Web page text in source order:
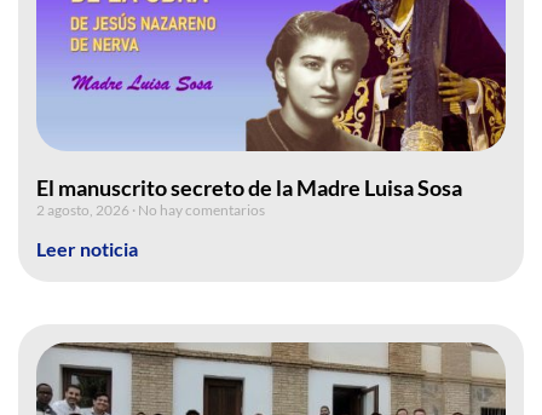
El manuscrito secreto de la Madre Luisa Sosa
2 agosto, 2026 No hay comentarios
Leer noticia